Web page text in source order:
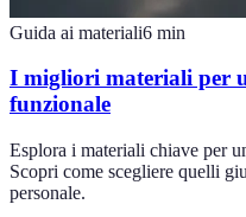
Guida ai materiali6 min
I migliori materiali per
funzionale
Esplora i materiali chiave per
Scopri come scegliere quelli
personale.